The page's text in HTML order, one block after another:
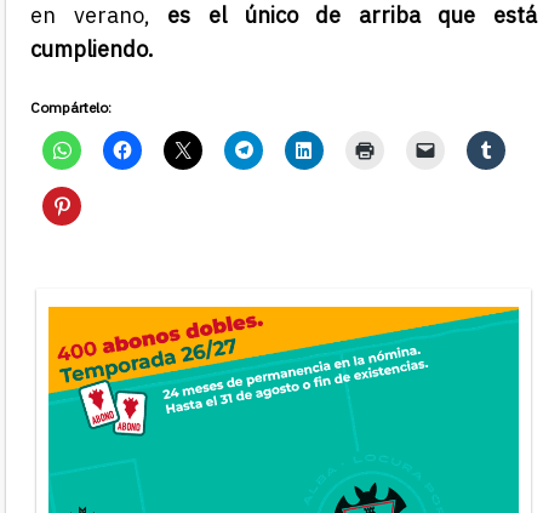
en verano, es el único de arriba que está
cumpliendo.
Compártelo: